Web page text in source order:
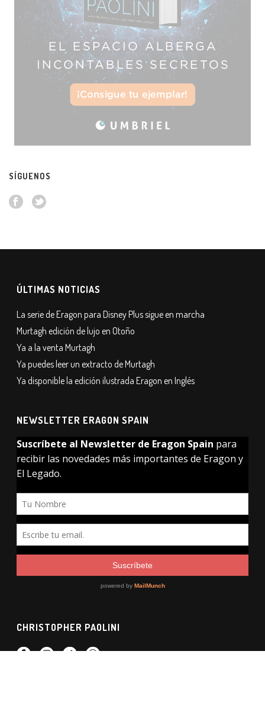
SÍGUENOS
ÚLTIMAS NOTICIAS
La serie de Eragon para Disney Plus sigue en marcha
Murtagh edición de lujo en Otoño
Ya a la venta Murtagh
Ya puedes leer un extracto de Murtagh
Ya disponible la edición ilustrada Eragon en Inglés
NEWSLETTER ERAGON SPAIN
CHRISTOPHER PAOLINI